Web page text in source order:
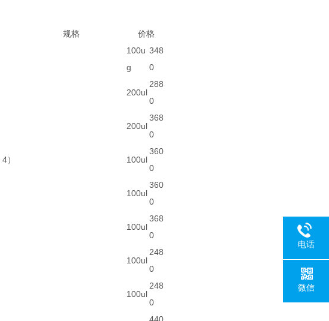
规格
价格
100u
g
348
0
200ul
288
0
200ul
368
0
） 100ul
360
0
100ul
360
0
100ul
368
0
100ul
248
0
100ul
248
0
电话
微信